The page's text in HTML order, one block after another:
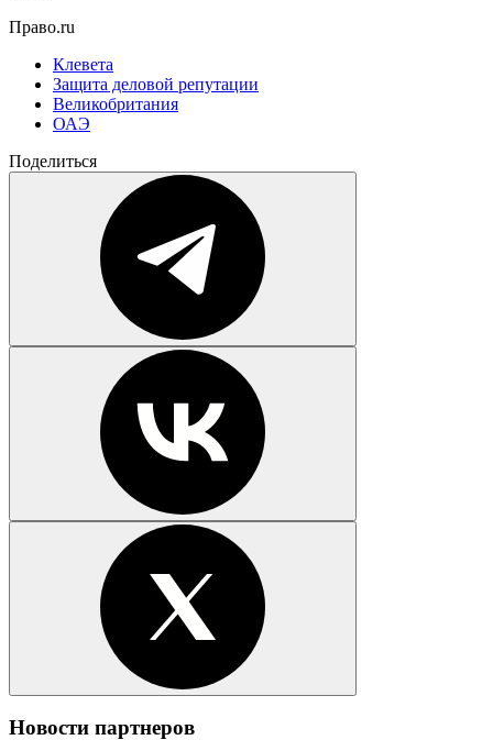
Право.ru
Клевета
Защита деловой репутации
Великобритания
ОАЭ
Поделиться
Новости партнеров